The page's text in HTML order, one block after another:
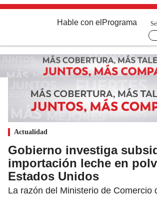
Hable con el Programa
Actualidad
Gobierno investiga
importación leche en
Estados Unidos
La razón del Ministerio de Comercio